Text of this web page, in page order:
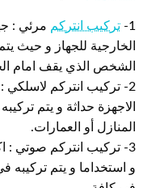
1- تركيب انتركم مرئي :
الخارجية للجهاز و حيث
الشخص الذي يقف امام
2- تركيب انتركم لاسلكي
الاجهزة حداثة و يتم
المنازل أو العمارات.
3- تركيب انتركم صوتي :
و استخداما و يتم تركيبه